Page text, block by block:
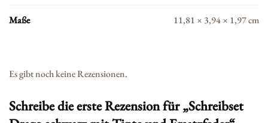
Maße 11,81 × 3,94 × 1,97 cm
Es gibt noch keine Rezensionen.
Schreibe die erste Rezension für „Schreibset